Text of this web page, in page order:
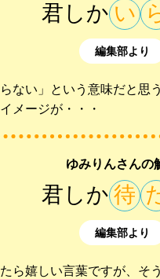
君しか い
編集部より
ない」という意味だと思
メージが・・・
ゆみりんさんの
君しか 待
編集部より
ら嬉しい言葉ですが、そ